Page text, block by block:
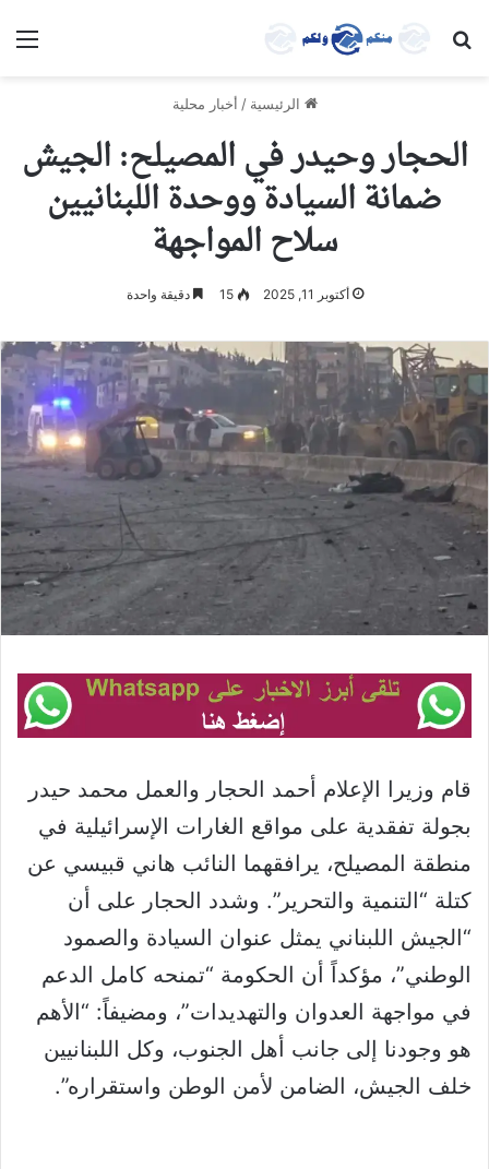
بحث عن
الرئيسية / أخبار محلية
الحجار وحيدر في المصيلح: الجيش
ضمانة السيادة ووحدة اللبنانيين
سلاح المواجهة
أكتوبر 11, 2025 15 دقيقة واحدة
قام وزيرا الإعلام أحمد الحجار والعمل محمد حيدر
بجولة تفقدية على مواقع الغارات الإسرائيلية في
منطقة المصيلح، يرافقهما النائب هاني قبيسي عن
كتلة “التنمية والتحرير”. وشدد الحجار على أن
“الجيش اللبناني يمثل عنوان السيادة والصمود
الوطني”، مؤكداً أن الحكومة “تمنحه كامل الدعم
في مواجهة العدوان والتهديدات”، ومضيفاً: “الأهم
هو وجودنا إلى جانب أهل الجنوب، وكل اللبنانيين
خلف الجيش، الضامن لأمن الوطن واستقراره”.